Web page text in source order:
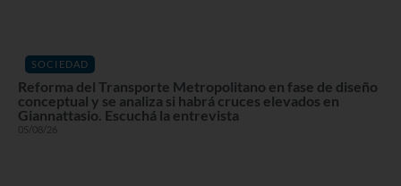
SOCIEDAD
Reforma del Transporte Metropolitano en fase de diseño
conceptual y se analiza si habrá cruces elevados en
Giannattasio. Escuchá la entrevista
05/08/26